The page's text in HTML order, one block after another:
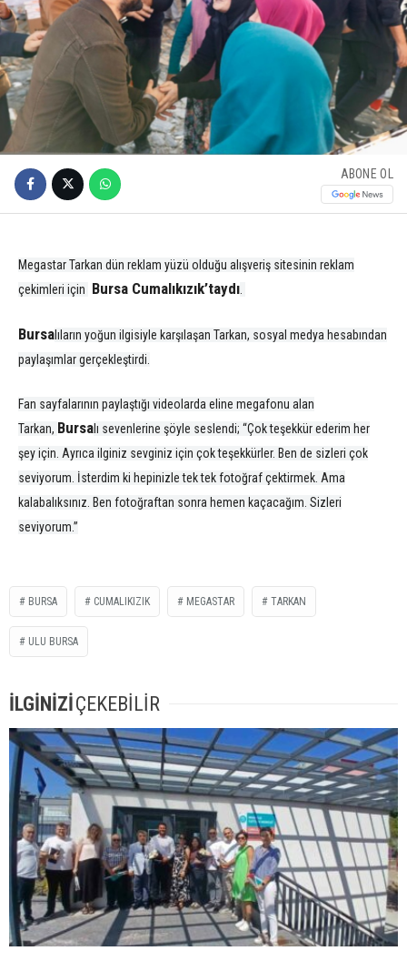
ABONE OL
Megastar Tarkan dün reklam yüzü olduğu alışveriş sitesinin reklam
çekimleri için Bursa Cumalıkızık’taydı.
Bursalıların yoğun ilgisiyle karşılaşan Tarkan, sosyal medya hesabından
paylaşımlar gerçekleştirdi.
Fan sayfalarının paylaştığı videolarda eline megafonu alan
Tarkan, Bursalı sevenlerine şöyle seslendi; “Çok teşekkür ederim her
şey için. Ayrıca ilginiz sevginiz için çok teşekkürler. Ben de sizleri çok
seviyorum. İsterdim ki hepinizle tek tek fotoğraf çektirmek. Ama
kalabalıksınız. Ben fotoğraftan sonra hemen kaçacağım. Sizleri
seviyorum.”
BURSA CUMALIKIZIK MEGASTAR TARKAN
ULU BURSA
İLGİNİZİÇEKEBİLİR